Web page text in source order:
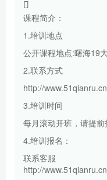
课程简介：
1.培训地点
公开课程地点:曙海19
2.联系方式
http://
3.培训时间
每月滚动开班，请提前
4.培训报名：
联系客服
http://